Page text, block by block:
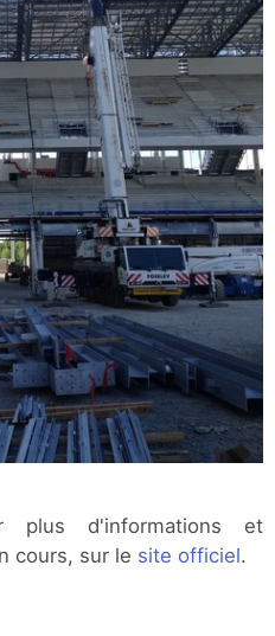
plus d'informations et
cours, sur le site officiel.